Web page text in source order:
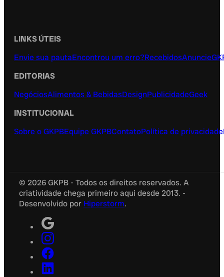
LINKS ÚTEIS
Envie sua pautaEncontrou um erro?RecebidosAnuncie
EDITORIAS
NegóciosAlimentos & BebidasDesignPublicidadeGeek
INSTITUCIONAL
Sobre o GKPBEquipe GKPBContatoPolítica de privacidade
© 2026 GKPB - Todos os direitos reservados. A
criatividade chega primeiro aqui desde 2013. -
Desenvolvido por Hiperstorm.